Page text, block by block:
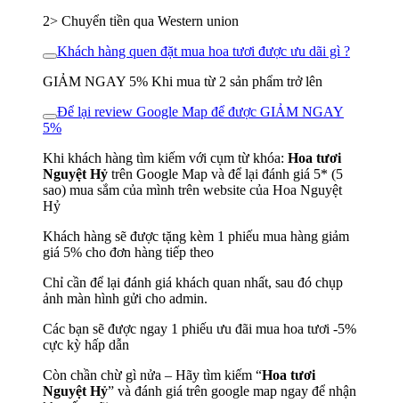
2> Chuyển tiền qua Western union
Khách hàng quen đặt mua hoa tươi được ưu dãi gì ?
GIẢM NGAY 5% Khi mua từ 2 sản phẩm trở lên
Để lại review Google Map để được GIẢM NGAY
5%
Khi khách hàng tìm kiếm với cụm từ khóa: Hoa tươi
Nguyệt Hỷ trên Google Map và để lại đánh giá 5* (5
sao) mua sắm của mình trên website của Hoa Nguyệt
Hỷ
Khách hàng sẽ được tặng kèm 1 phiếu mua hàng giảm
giá 5% cho đơn hàng tiếp theo
Chỉ cần để lại đánh giá khách quan nhất, sau đó chụp
ảnh màn hình gửi cho admin.
Các bạn sẽ được ngay 1 phiếu ưu đãi mua hoa tươi -5%
cực kỳ hấp dẫn
Còn chần chừ gì nửa – Hãy tìm kiếm “Hoa tươi
Nguyệt Hỷ” và đánh giá trên google map ngay để nhận